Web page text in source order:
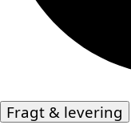
Fragt & levering